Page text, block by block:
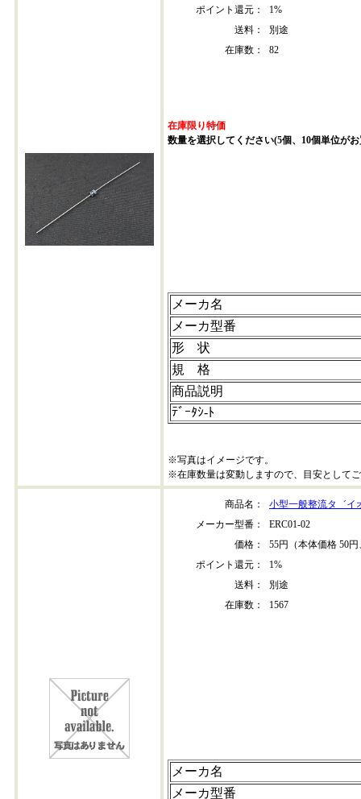
ポイント還元：
1%
送料：
別途
在庫数：
82
在庫限り特価
数量を選択してください(5個、10個単位が
メーカ名
メーカ型番
形 状
規 格
商品説明
ﾃﾞｰﾀｼ-ﾄ
※写真はイメージです。
※在庫数量は変動しますので、目安として
商品名：
小型一般整流タ゛イ
メーカー型番：
ERC01-02
価格：
55円（本体価格 50
ポイント還元：
1%
送料：
別途
在庫数：
1567
メーカ名
メーカ型番